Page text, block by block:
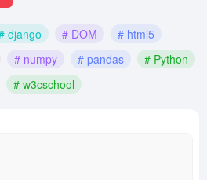
django # DOM
# html5
# numpy # pandas
# Python
# w3cschool